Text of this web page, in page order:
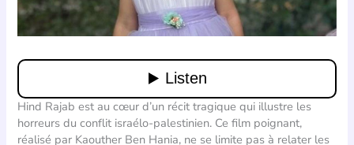
Hind Rajab est au cœur d’un récit tragique qui illustre les
horreurs du conflit israélo-palestinien. Ce film poignant,
réalisé par Kaouther Ben Hania, ne se limite pas à relater les